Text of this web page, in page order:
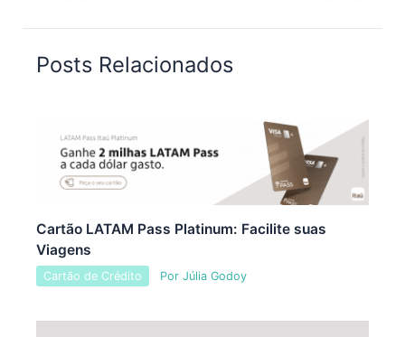
Posts Relacionados
Cartão LATAM Pass Platinum: Facilite suas
Viagens
Cartão de Crédito Por Júlia Godoy